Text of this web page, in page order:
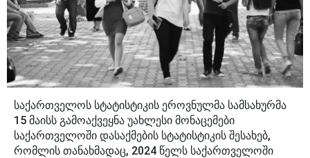
საქართველოს სტატისტიკის ეროვნულმა სამსახურმა
15 მაისს გამოაქვეყნა უახლესი მონაცემები
საქართველოში დასაქმების სტატისტიკის შესახებ,
რომლის თანახმადაც, 2024 წელს საქართველოში